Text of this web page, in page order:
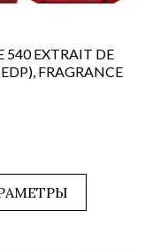
540 EXTRAIT DE
FRAGRANCE